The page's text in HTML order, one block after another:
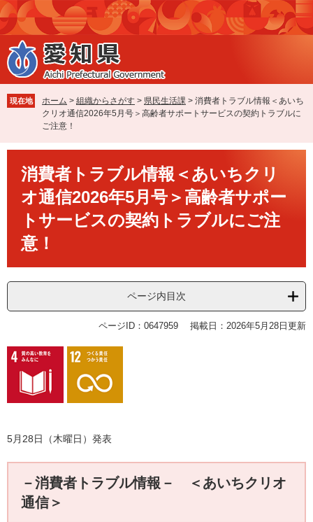
ペ
ー
ジ
の
先
で
す
メ
ニ
ュ
ー
を
ば
し
現在地 ホーム > 組織からさがす > 県民生活課 > 消費者トラブル情報＜あいち
クリオ通信2026年5月号＞高齢者サポートサービスの契約トラブルに
ご注意！
消費者トラブル情報＜あいちクリ
オ通信2026年5月号＞高齢者サポー
トサービスの契約トラブルにご注
意！
ページ内目次
ページID：0647959 掲載日：2026年5月28日更新
5月28日（木曜日）発表
－消費者トラブル情報－ ＜あいちクリオ
通信＞